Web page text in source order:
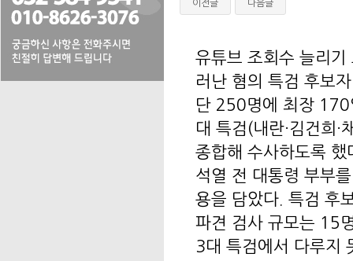
이전글 다음글
유튜브 조회수 늘리기
러난 혐의 특검 후보
단 250명에 최장 170
대 특검(내란·김건희
종합해 수사하도록 했
석열 전 대통령 부부
용을 담았다. 특검 후
파견 검사 규모는 15
3대 특검에서 다루지